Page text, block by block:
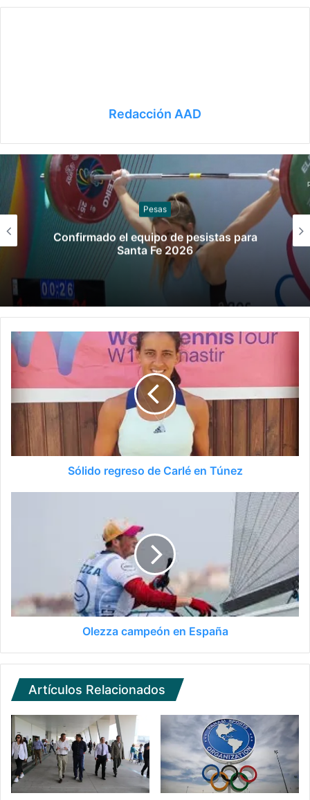
Redacción AAD
Sóftbol
Los seleccionados de sóftbol tienen los
convocados para los Juegos
Suramericanos 2026
Sólido regreso de Carlé en Túnez
Olezza campeón en España
Artículos Relacionados